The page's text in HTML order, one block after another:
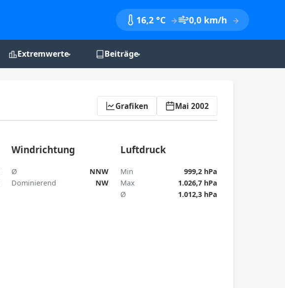
16,2 °C 0,0 km/h
Extremwerte Beiträge
Jahresberichte
Grafiken Mai 2002
Aktualisieren
Windrichtung
Ø
NNW
Dominierend
NW
Luftdruck
Min
999,2 hPa
Max
1.026,7 hPa
Ø
1.012,3 hPa